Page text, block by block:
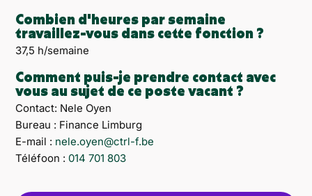
Combien d'heures par semaine
travaillez-vous dans cette fonction ?
37,5 h/semaine
Comment puis-je prendre contact avec
vous au sujet de ce poste vacant ?
Contact: Nele Oyen
Bureau : Finance Limburg
E-mail : nele.oyen@ctrl-f.be
Téléfoon : 014 701 803